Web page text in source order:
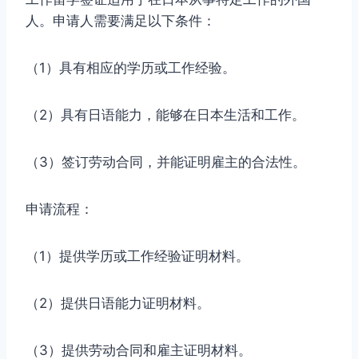
人。申请人需要满足以下条件：
（1）具有相应的学历或工作经验。
（2）具有日语能力，能够在日本生活和工作。
（3）签订劳动合同，并能证明雇主的合法性。
申请流程：
（1）提供学历或工作经验证明材料。
（2）提供日语能力证明材料。
（3）提供劳动合同和雇主证明材料。